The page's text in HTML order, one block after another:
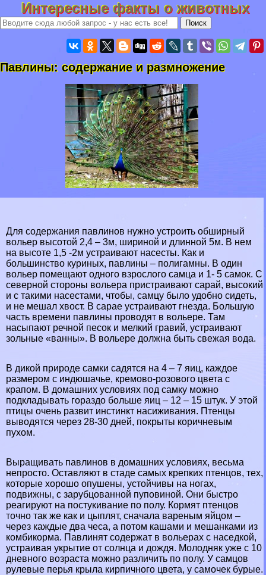
Интересные факты о животных
Павлины: содержание и размножение
Для содержания павлинов нужно устроить обширный
вольер высотой 2,4 – 3м, шириной и длинной 5м. В нем
на высоте 1,5 -2м устраивают насесты. Как и
большинство куриных, павлины – полигамны. В один
вольер помещают одного взрослого самца и 1- 5 самок. С
северной стороны вольера пристраивают сарай, высокий
и с такими насестами, чтобы, самцу было удобно сидеть,
и не мешал хвост. В сарае устраивают гнезда. Большую
часть времени павлины проводят в вольере. Там
насыпают речной песок и мелкий гравий, устраивают
зольные «ванны». В вольере должна быть свежая вода.
В дикой природе самки садятся на 4 – 7 яиц, каждое
размером с индюшачье, кремово-розового цвета с
крапом. В домашних условиях под самку можно
подкладывать гораздо больше яиц – 12 – 15 штук. У этой
птицы очень развит инстинкт насиживания. Птенцы
выводятся через 28-30 дней, покрыты коричневым
пухом.
Выращивать павлинов в домашних условиях, весьма
непросто. Оставляют в стаде самых крепких птенцов, тех,
которые хорошо опушены, устойчивы на ногах,
подвижны, с зарубцованной пуповиной. Они быстро
реагируют на постукивание по полу. Кормят птенцов
точно так же как и цыплят, сначала вареным яйцом –
через каждые два чеса, а потом кашами и мешанками из
комбикорма. Павлинят содержат в вольерах с наседкой,
устраивая укрытие от солнца и дождя. Молодняк уже с 10
дневного возраста можно различить по полу. У самцов
рулевые перья крыла кирпичного цвета, у самочек бурые.